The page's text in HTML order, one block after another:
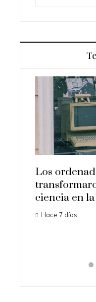
Los
ciencia en
Hace 7 días